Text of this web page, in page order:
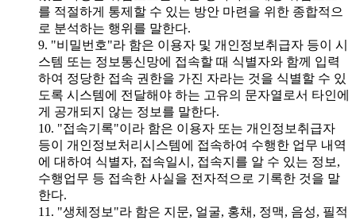
를 적절하게 통제할 수 있는 방안 마련을 위한 종합적으
로 분석하는 행위를 말한다.
9. "비밀번호"라 함은 이용자 및 개인정보취급자 등이 시
스템 또는 정보통신망에 접속할 때 식별자와 함께 입력
하여 정당한 접속 권한을 가진 자라는 것을 식별할 수 있
도록 시스템에 전달해야 하는 고유의 문자열로서 타인에
게 공개되지 않는 정보를 말한다.
10. "접속기록"이라 함은 이용자 또는 개인정보취급자
등이 개인정보처리시스템에 접속하여 수행한 업무 내역
에 대하여 식별자, 접속일시, 접속지를 알 수 있는 정보,
수행업무 등 접속한 사실을 전자적으로 기록한 것을 말
한다.
11. "생체정보"라 함은 지문, 얼굴, 홍채, 정맥, 음성, 필적